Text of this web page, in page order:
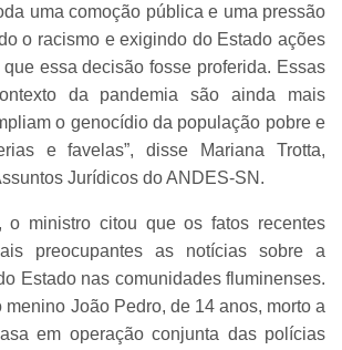
uma comoção pública e uma pressão
o racismo e exigindo do Estado ações
essa decisão fosse proferida. Essas
da pandemia são ainda mais
o genocídio da população pobre e
e favelas”, disse Mariana Trotta,
Jurídicos do ANDES-SN.
o ministro citou que os fatos recentes
preocupantes as notícias sobre a
Estado nas comunidades fluminenses.
menino João Pedro, de 14 anos, morto a
em operação conjunta das polícias